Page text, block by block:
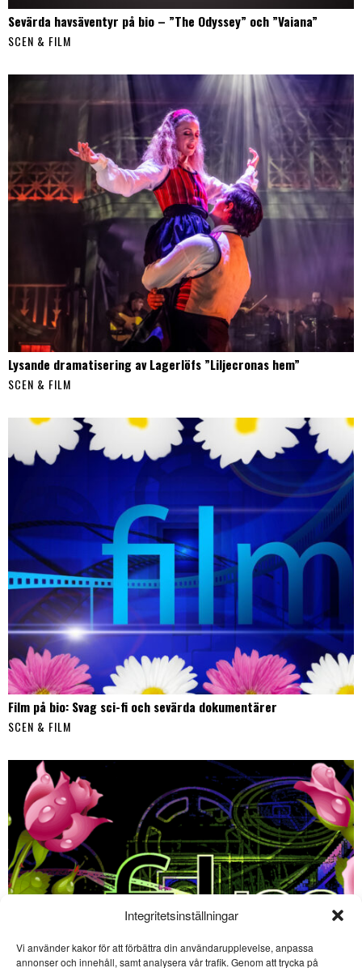
Integritetsinställningar
Vi använder kakor för att förbättra din användarupplevelse, anpassa
annonser och innehåll, samt analysera vår trafik. Genom att trycka på
Sevärda havsäventyr på bio – ”The Odyssey” och ”Vaiana”
SCEN & FILM
Lysande dramatisering av Lagerlöfs ”Liljecronas hem”
SCEN & FILM
Film på bio: Svag sci-fi och sevärda dokumentärer
SCEN & FILM
SE ÄVEN